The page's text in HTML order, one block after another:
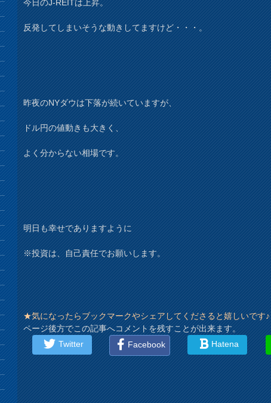
今日のJ-REITは上昇。
反発してしまいそうな動きしてますけど・・・。
昨夜のNYダウは下落が続いていますが、
ドル円の値動きも大きく、
よく分からない相場です。
明日も幸せでありますように
※投資は、自己責任でお願いします。
★気になったらブックマークやシェアしてくださると嬉しいです♪
ページ後方でこの記事へコメントを残すことが出来ます。
Twitter
Facebook Hatena